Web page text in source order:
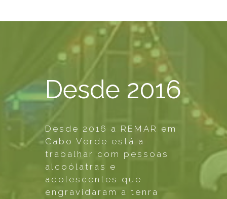
Desde 2016
Desde 2016 a REMAR em
Cabo Verde está a
trabalhar com pessoas
alcoólatras e
adolescentes que
engravidaram a tenra